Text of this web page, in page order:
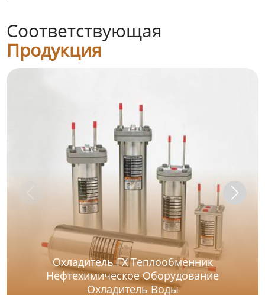
Соответствующая
Продукция
Охладитель ГХ Теплообменник
Нефтехимическое Оборудование
Охладитель Воды